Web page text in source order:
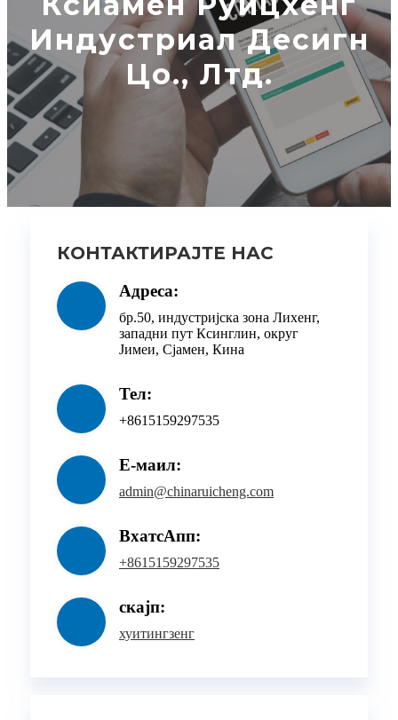
Индустриал Десигн
Цо., Лтд.
КОНТАКТИРАЈТЕ НАС
Адреса:
бр.50, индустријска зона Лихенг,
западни пут Ксинглин, округ
Јимеи, Сјамен, Кина
Тел:
+8615159297535
Е-маил:
admin@chinaruicheng.com
ВхатсАпп:
+8615159297535
скајп:
хуитингзенг